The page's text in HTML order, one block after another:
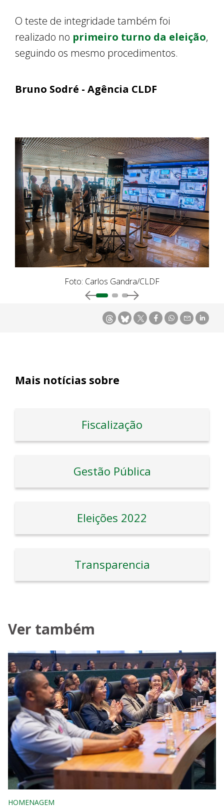
O teste de integridade também foi
realizado no primeiro turno da eleição,
seguindo os mesmo procedimentos.
Bruno Sodré - Agência CLDF
Foto: Carlos Gandra/CLDF
Mais notícias sobre
Fiscalização
Gestão Pública
Eleições 2022
Transparencia
Ver também
HOMENAGEM